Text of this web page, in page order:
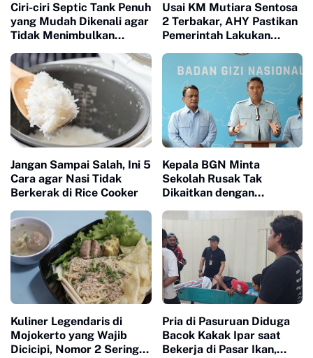
Ciri-ciri Septic Tank Penuh
yang Mudah Dikenali agar
Tidak Menimbulkan
Usai KM Mutiara Sentosa
2 Terbakar, AHY Pastikan
Pemerintah Lakukan
Keselamatan Pelayaran
Jangan Sampai Salah, Ini 5
Cara agar Nasi Tidak
Berkerak di Rice Cooker
Kepala BGN Minta
Sekolah Rusak Tak
Dikaitkan dengan
Publik Lapor ke
Kemendikdasmen
Kuliner Legendaris di
Mojokerto yang Wajib
Dicicipi, Nomor 2 Sering
Pria di Pasuruan Diduga
Bacok Kakak Ipar saat
Bekerja di Pasar Ikan,